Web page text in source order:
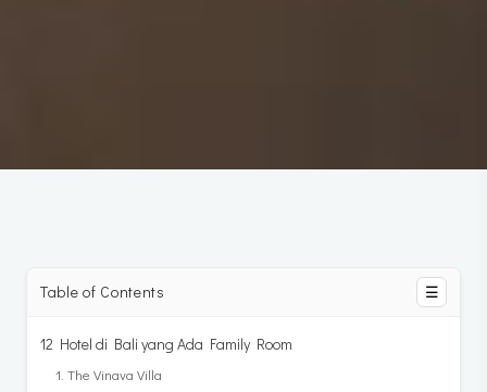
Table of Contents ☰
12 Hotel di Bali yang Ada Family Room
1. The Vinava Villa